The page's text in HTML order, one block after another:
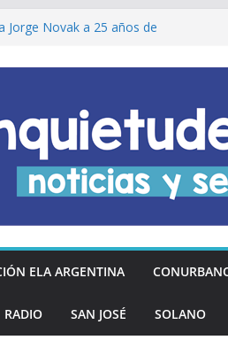
20 PRÓTESIS DENTALES
LA PEÑA 360 POR EL
DE LA
DEL 20% EN
MIÉRCOLES
argentinos de las nuevas
ELA ARGENTINA
RADIO SAN JOSÉ SOLANO